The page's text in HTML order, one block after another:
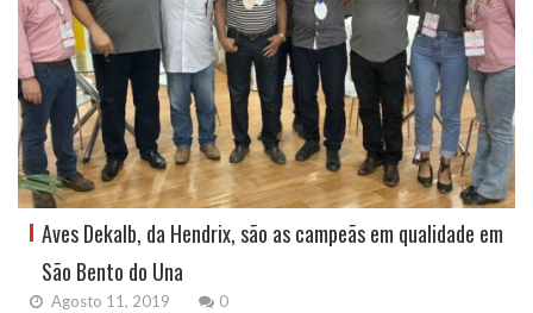
Aves Dekalb, da Hendrix, são as campeãs em qualidade em
São Bento do Una
Agosto 11, 2019 0